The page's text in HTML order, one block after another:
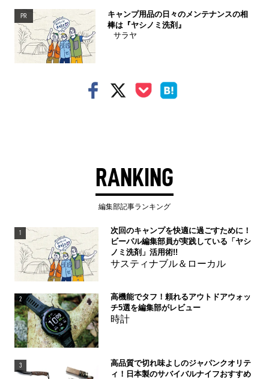
PR
キャンプ用品の日々のメンテナンスの相
棒は『ヤシノミ洗剤』
サラヤ
RANKING
編集部記事ランキング
1
次回のキャンプを快適に過ごすために！
ビーパル編集部員が実践している「ヤシ
ノミ洗剤」活用術!!
サスティナブル＆ローカル
2
高機能でタフ！頼れるアウトドアウォッ
チ5選を編集部がレビュー
時計
3
高品質で切れ味よしのジャパンクオリテ
ィ！日本製のサバイバルナイフおすすめ